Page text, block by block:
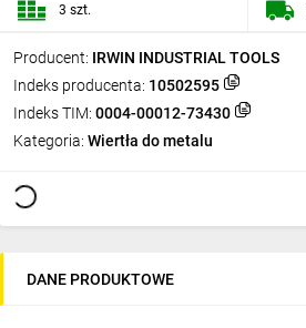
Producent: IRWIN INDUSTRIAL TOOLS
Indeks producenta: 10502595
Indeks TIM: 0004-00012-73430
Kategoria: Wiertła do metalu
3 szt.
DANE PRODUKTOWE